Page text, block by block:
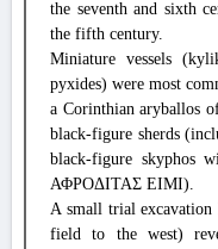
the seventh and sixth
the fifth century.
Miniature vessels
pyxides) were most
a Corinthian aryballos
black-figure sherds
black-figure skyphos
ΑΦΡΟΔΙΤΑΣ ΕΙΜΙ).
A small trial
field to the west)